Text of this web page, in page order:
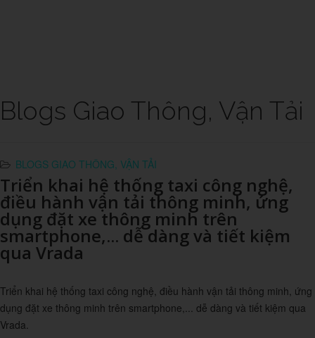
Blogs Giao Thông, Vận Tải
BLOGS GIAO THÔNG, VẬN TẢI
Triển khai hệ thống taxi công nghệ,
điều hành vận tải thông minh, ứng
dụng đặt xe thông minh trên
smartphone,... dễ dàng và tiết kiệm
qua Vrada
Triển khai hệ thống taxi công nghệ, điều hành vận tải thông minh, ứng
dụng đặt xe thông minh trên smartphone,... dễ dàng và tiết kiệm qua
Vrada.